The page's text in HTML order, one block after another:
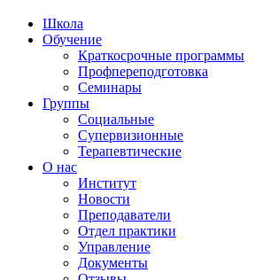
Школа
Обучение
Краткосрочные программы
Профпереподготовка
Семинары
Группы
Социальные
Супервизионные
Терапевтические
О нас
Институт
Новости
Преподаватели
Отдел практики
Управление
Документы